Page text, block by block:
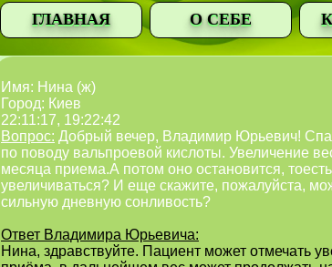
ГЛАВНАЯ О СЕБЕ
Имя: Нина (ж)
Город: Киев
22:11:17, 19:22:42
Вопрос: Добрый вечер, Владимир Юрьевич!
по поводу вальпроевой кислоты. Увеличение
месяца приема.А потом оно остановится,
увеличиваться? И еще скажите, пожалуйста,
сильную дневную сонливость?
Ответ Владимира Юрьевича:
Нина, здравствуйте. Пациент может отмечать